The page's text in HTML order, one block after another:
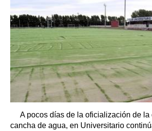
A pocos días de la oficialización de la
cancha de agua, en Universitario